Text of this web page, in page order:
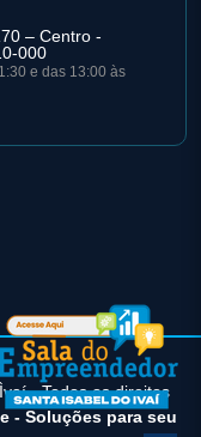
– Centro -
000
e das 13:00 às
- Todos os direitos
- Soluções para seu